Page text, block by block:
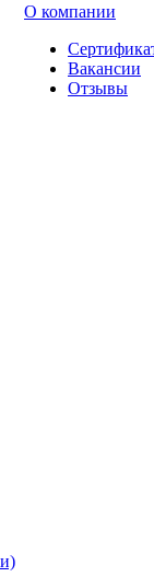
О компании
Вакансии
Отзывы